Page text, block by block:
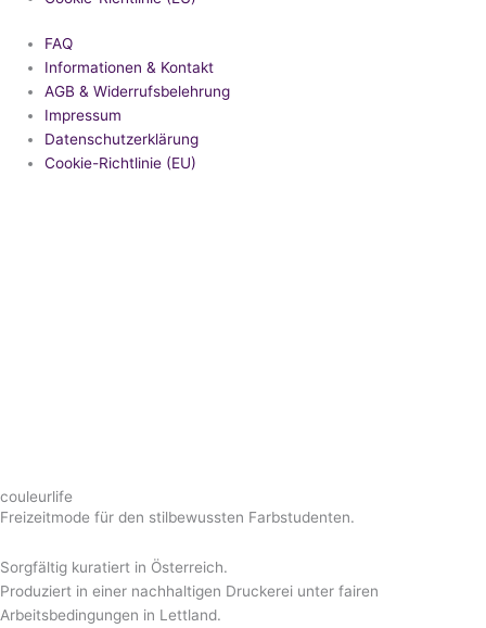
FAQ
Informationen & Kontakt
AGB & Widerrufsbelehrung
Impressum
Datenschutzerklärung
Cookie-Richtlinie (EU)
couleurlife
Freizeitmode für den stilbewussten Farbstudenten.
Sorgfältig kuratiert in Österreich.
Produziert in einer nachhaltigen Druckerei unter fairen
Arbeitsbedingungen in Lettland.